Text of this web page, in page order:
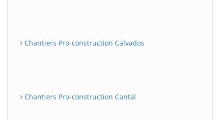
Chantiers Pro-construction Calvados
Chantiers Pro-construction Cantal